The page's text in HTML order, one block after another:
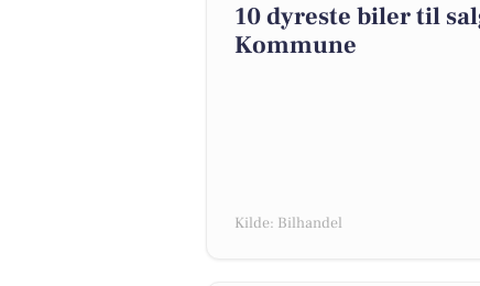
10 dyreste biler til
Kommune
Kilde: Bilhandel